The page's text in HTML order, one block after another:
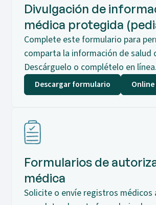
Divulgación de
médica protegida
Complete este formulario para
comparta la información de salud
Descárguelo o complételo en línea.
Descargar formulario
Formularios de
médica
Solicite o envíe registros médicos